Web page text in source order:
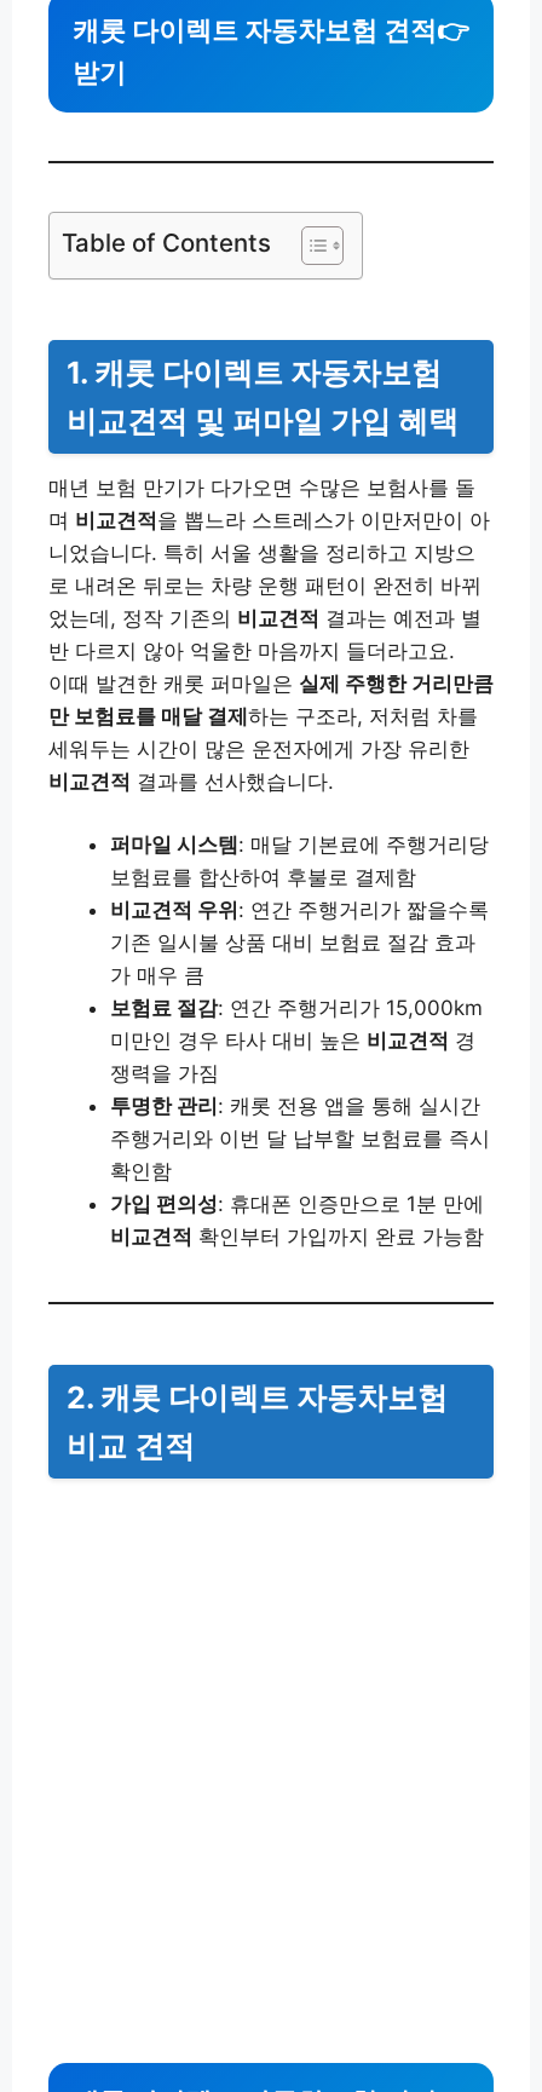
캐롯 다이렉트 자동차보험 견적
받기
👉
Table of Contents
1. 캐롯 다이렉트 자동차보험
비교견적 및 퍼마일 가입 혜택
매년 보험 만기가 다가오면 수많은 보험사를 돌
며 비교견적 을 뽑느라 스트레스가 이만저만이 아
니었습니다. 특히 서울 생활을 정리하고 지방으
로 내려온 뒤로는 차량 운행 패턴이 완전히 바뀌
었는데, 정작 기존의 비교견적 결과는 예전과 별
반 다르지 않아 억울한 마음까지 들더라고요.
이때 발견한 캐롯 퍼마일은 실제 주행한 거리만큼
만 보험료를 매달 결제 하는 구조라, 저처럼 차를
세워두는 시간이 많은 운전자에게 가장 유리한
비교견적 결과를 선사했습니다.
퍼마일 시스템 : 매달 기본료에 주행거리당
보험료를 합산하여 후불로 결제함
비교견적 우위 : 연간 주행거리가 짧을수록
기존 일시불 상품 대비 보험료 절감 효과
가 매우 큼
보험료 절감: 연간 주행거리가 15,000km
미만인 경우 타사 대비 높은 비교견적 경
쟁력을 가짐
투명한 관리 : 캐롯 전용 앱을 통해 실시간
주행거리와 이번 달 납부할 보험료를 즉시
확인함
가입 편의성: 휴대폰 인증만으로 1분 만에
비교견적 확인부터 가입까지 완료 가능함
2. 캐롯 다이렉트 자동차보험
비교 견적